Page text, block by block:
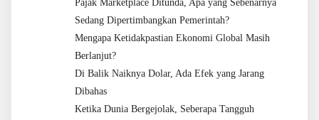
Pajak Marketplace Ditunda, Apa yang Sebenarnya
Sedang Dipertimbangkan Pemerintah?
Mengapa Ketidakpastian Ekonomi Global Masih
Berlanjut?
Di Balik Naiknya Dolar, Ada Efek yang Jarang
Dibahas
Ketika Dunia Bergejolak, Seberapa Tangguh